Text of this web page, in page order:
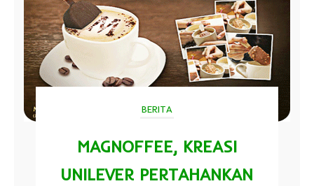
BERITA
MAGNOFFEE, KREASI
UNILEVER PERTAHANKAN